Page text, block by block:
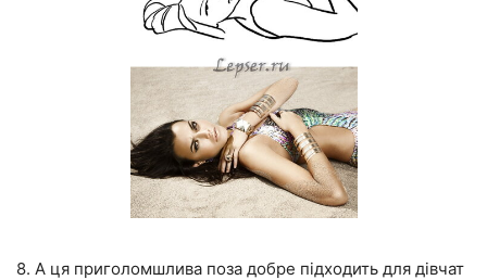
8. А ця приголомшлива поза добре підходить для дівчат